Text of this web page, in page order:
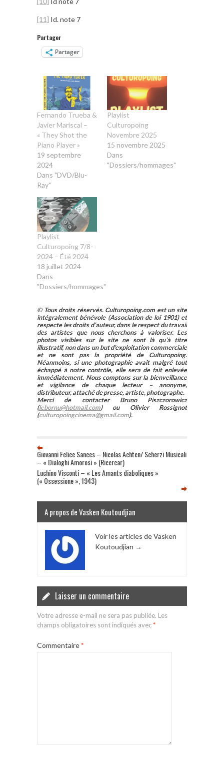
[11] Id. note 7
Partager
Partager
Fernando Trueba &
Javier Mariscal –
« They Shot the
Piano Player »
19 septembre
2024
Dans "DVD/Blu-
Ray"
Playlist
Culturopoing
Novembre 2025
15 novembre 2025
Dans
"Dossiers/hommages"
Playlist
Culturopoing 7/8-
2024 – Été 2024
18 juillet 2024
Dans
"Dossiers/hommages"
© Tous droits réservés. Culturopoing.com est un site
intégralement bénévole (Association de loi 1901) et
respecte les droits d’auteur, dans le respect du travail
des artistes que nous cherchons à valoriser. Les
photos visibles sur le site ne sont là qu’à titre
illustratif, non dans un but d’exploitation commerciale
et ne sont pas la propriété de Culturopoing.
Néanmoins, si une photographie avait malgré tout
échappé à notre contrôle, elle sera de fait enlevée
immédiatement. Nous comptons sur la bienveillance
et vigilance de chaque lecteur – anonyme,
distributeur, attaché de presse, artiste, photographe.
Merci de contacter Bruno Piszczorowicz
(lebornu@hotmail.com) ou Olivier Rossignot
(culturopoingcinema@gmail.com).
Giovanni Felice Sances – Nicolas Achten/ Scherzi Musicali
– « Dialoghi Amorosi » (Ricercar)
Luchino Visconti – « Les Amants diaboliques »
(« Ossessione », 1943)
A propos de Vasken Koutoudjian
Voir les articles de Vasken
Koutoudjian →
Laisser un commentaire
Votre adresse e-mail ne sera pas publiée. Les
champs obligatoires sont indiqués avec*
Commentaire*